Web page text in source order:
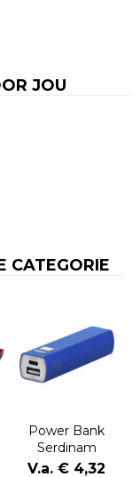
JOU
CATEGORIE
Power Bank
Serdinam
V.a. € 4,32